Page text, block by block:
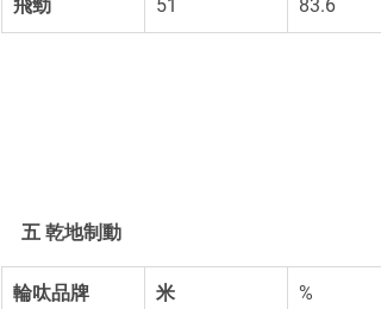
飛勁 51 83.6
五 乾地制動
輪呔品牌 米 %